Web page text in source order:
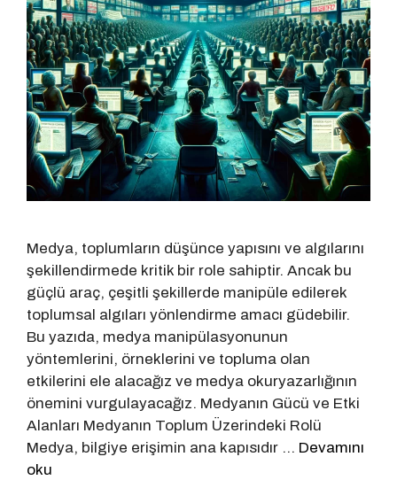
Medya, toplumların düşünce yapısını ve algılarını
şekillendirmede kritik bir role sahiptir. Ancak bu
güçlü araç, çeşitli şekillerde manipüle edilerek
toplumsal algıları yönlendirme amacı güdebilir.
Bu yazıda, medya manipülasyonunun
yöntemlerini, örneklerini ve topluma olan
etkilerini ele alacağız ve medya okuryazarlığının
önemini vurgulayacağız. Medyanın Gücü ve Etki
Alanları Medyanın Toplum Üzerindeki Rolü
Medya, bilgiye erişimin ana kapısıdır … Devamını
oku